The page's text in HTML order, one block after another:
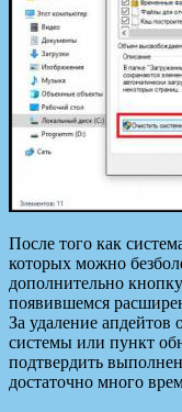
После того как
которых можно
дополнительно
появившемся
За удаление апдейтов
системы или пункт
подтвердить
достаточно много